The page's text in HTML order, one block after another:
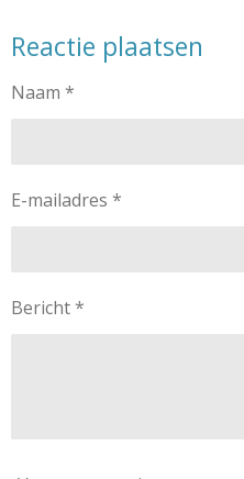
Reactie plaatsen
Naam *
E-mailadres *
Bericht *